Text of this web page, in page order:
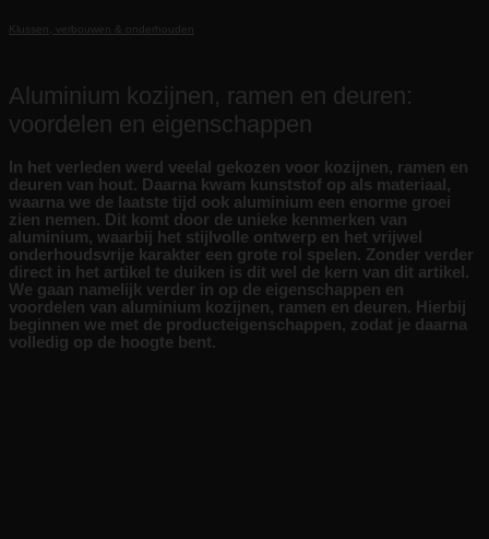
Klussen, verbouwen & onderhouden
Aluminium kozijnen, ramen en deuren:
voordelen en eigenschappen
In het verleden werd veelal gekozen voor kozijnen, ramen en
deuren van hout. Daarna kwam kunststof op als materiaal,
waarna we de laatste tijd ook aluminium een enorme groei
zien nemen. Dit komt door de unieke kenmerken van
aluminium, waarbij het stijlvolle ontwerp en het vrijwel
onderhoudsvrije karakter een grote rol spelen. Zonder verder
direct in het artikel te duiken is dit wel de kern van dit artikel.
We gaan namelijk verder in op de eigenschappen en
voordelen van aluminium kozijnen, ramen en deuren. Hierbij
beginnen we met de producteigenschappen, zodat je daarna
volledig op de hoogte bent.